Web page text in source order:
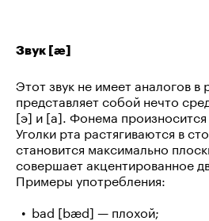
Звук [æ]
Этот звук не имеет аналогов в
представляет собой нечто
[э] и [а]. Фонема
Уголки рта растягиваются в
становится максимально
совершает акцентированное
Примеры употребления:
bad [bæd] — плохой;